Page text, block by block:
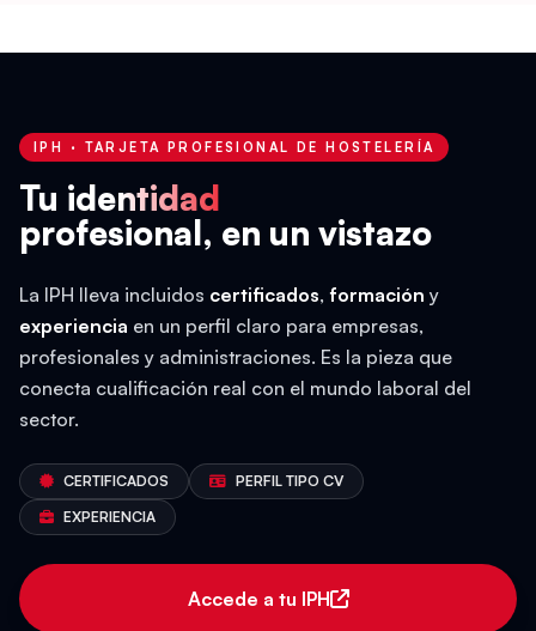
IPH · TARJETA PROFESIONAL DE HOSTELERÍA
Tu identidad
profesional, en un vistazo
La IPH lleva incluidos certificados, formación y
experiencia en un perfil claro para empresas,
profesionales y administraciones. Es la pieza que
conecta cualificación real con el mundo laboral del
sector.
CERTIFICADOS
PERFIL TIPO CV
EXPERIENCIA
Accede a tu IPH